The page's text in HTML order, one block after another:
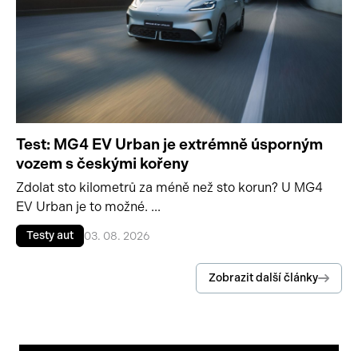
Test: MG4 EV Urban je extrémně úsporným
vozem s českými kořeny
Zdolat sto kilometrů za méně než sto korun? U MG4
EV Urban je to možné. ...
Testy aut 03. 08. 2026
Zobrazit další články